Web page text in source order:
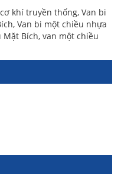
khí truyền thống, Van bi
, Van bi một chiều nhựa
Mặt Bích, van một chiều